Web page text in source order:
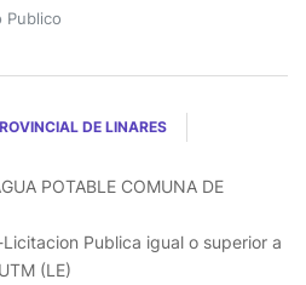
Publico
DE LINARES
POTABLE COMUNA DE
Publica igual o superior a
(LE)